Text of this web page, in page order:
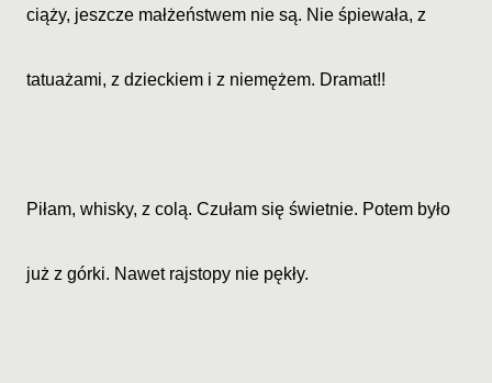
ciąży, jeszcze małżeństwem nie są. Nie śpiewała, z
tatuażami, z dzieckiem i z niemężem. Dramat!!
Piłam, whisky, z colą. Czułam się świetnie. Potem było
już z górki. Nawet rajstopy nie pękły.